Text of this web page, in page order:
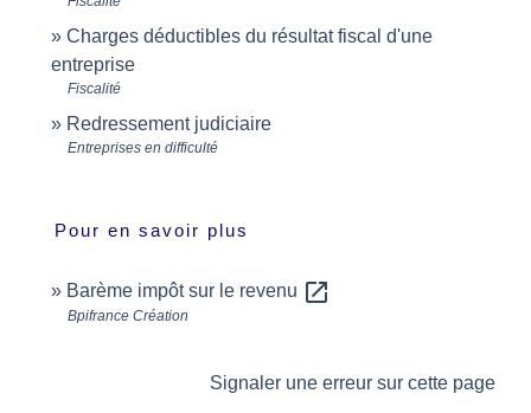
Charges déductibles du résultat fiscal d'une
entreprise
Fiscalité
Redressement judiciaire
Entreprises en difficulté
Pour en savoir plus
Barème impôt sur le revenu open_in_new
Bpifrance Création
Signaler une erreur sur cette page